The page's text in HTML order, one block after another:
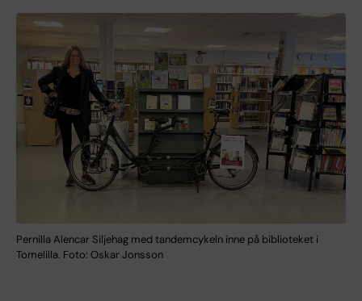
Pernilla Alencar Siljehag med tandemcykeln inne på biblioteket i
Tomelilla. Foto: Oskar Jonsson